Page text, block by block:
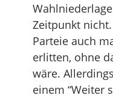
Zeitpunkt
Parteie auch
erlitten, ohne
wäre.
einem “Weiter